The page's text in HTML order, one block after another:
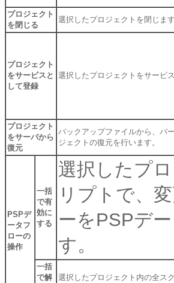
プロジェクト
を閉じる
選択したプロジェクトを閉じます
プロジェクト
をサービスと
して登録
選択したプロジェクトをサービ
プロジェクト
をサーバから
復元
バックアップファイルから、バ
ジェクトの復元を行います。
PSPデ
ータフ
ローの
操作
一括
で有
効に
する
選択したプ
リプトで、
ーをPSPデ
す。
一括
で解
選択したプロジェクト内の全ス